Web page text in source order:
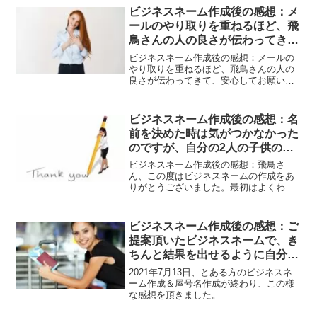
最後まで親切に対応してくださり、安心
できました。 インパクトと無難さという
対立した要望もバランス良く汲んでくだ
さりました。 依頼して良かったです!あり
がとうございました！
ビジネスネーム作成後の感想：メ
ールのやり取りを重ねるほど、飛
鳥さんの人の良さが伝わってき
て、安心してお願いすることがで
きました。
ビジネスネーム作成後の感想：メールの
やり取りを重ねるほど、飛鳥さんの人の
良さが伝わってきて、安心してお願いす
用開始日などを鑑定してくださったり、
しっかりヒアリングしてくださったり
と、コンサルティングをしていただいた
ようでした。とても素敵なお名前をつけ
てくださり、ありがとうございました！
ビジネスネーム作成後の感想：名
前を決めた時は気がつかなかった
のですが、自分の2人の子供の名
前が入っていたんです！！本当に
びっくりしました！！
ビジネスネーム作成後の感想：飛鳥さ
ん、この度はビジネスネームの作成をあ
りがとうございました。最初はよくわか
るたびに、自分が「こんな感じが良い」
というのがわかってきました。何度も案
をお願いをしましたが、こころよく引き
受けてくださり、嬉しかったです。私は
普段の買い物でも、自分が納得できるま
で検討してから買うので、飛鳥さんにビ
ジネスネーム作成を依頼して良かったで
す。名前を決めた時は気がつかなかった
ビジネスネーム作成後の感想：ご
提案頂いたビジネスネームで、き
ちんと結果を出せるように自分自
身、しっかりと努力していこうと
決意が新たになりました。
2021年7月13日、とある方のビジネスネ
ーム作成＆屋号名作成が終わり、この様
な感想を頂きました。